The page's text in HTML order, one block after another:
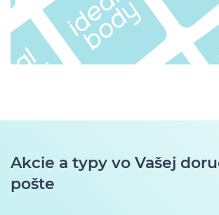
Akcie a typy vo Vašej
pošte